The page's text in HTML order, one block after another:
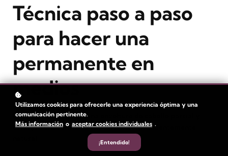
Técnica paso a paso
para hacer una
permanente en
medios
Descubre cómo hacer una envoltura de cabello parcial y
consigue una forma de ondulación sorprendentemente
Utilizamos cookies para ofrecerle una experiencia óptima y una
comunicación pertinente.
Más información o aceptar cookies individuales .
¡Entendido!